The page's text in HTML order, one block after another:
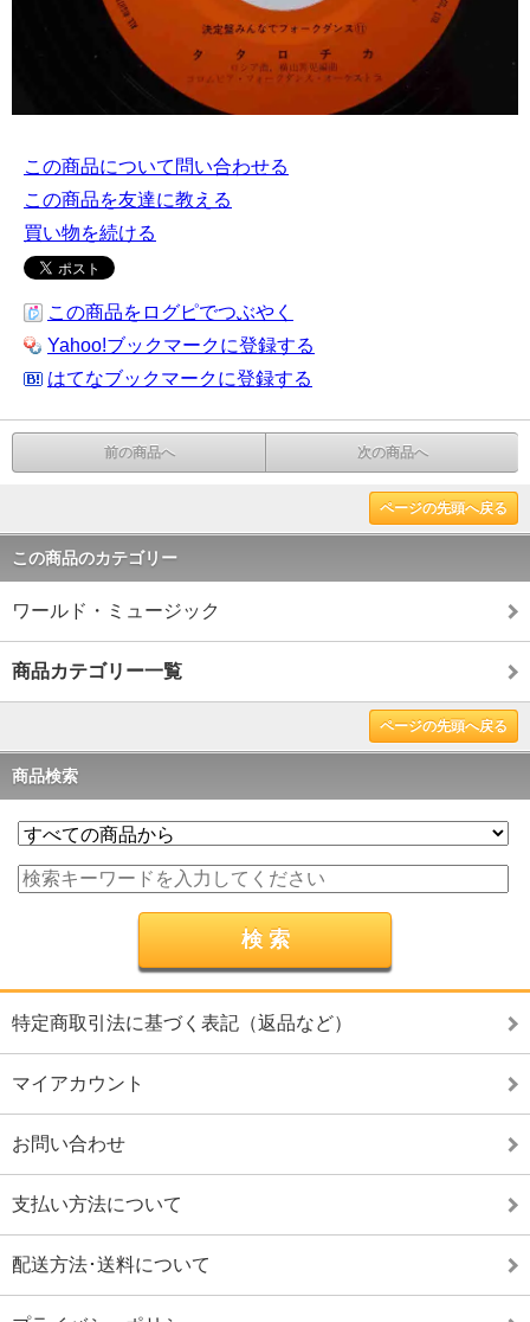
この商品について問い合わせる
この商品を友達に教える
買い物を続ける
この商品をログピでつぶやく
Yahoo!ブックマークに登録する
はてなブックマークに登録する
前の商品へ 次の商品へ
ページの先頭へ戻る
この商品のカテゴリー
ワールド・ミュージック
商品カテゴリー一覧
ページの先頭へ戻る
商品検索
特定商取引法に基づく表記（返品など）
マイアカウント
お問い合わせ
支払い方法について
配送方法･送料について